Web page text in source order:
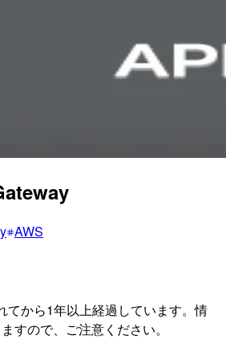
AWS
てから1年以上経過しています。情
すので、ご注意ください。